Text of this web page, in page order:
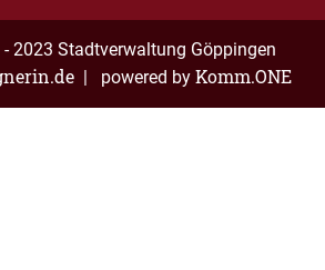
2023 Stadtverwaltung Göppingen
| powered by Komm.ONE